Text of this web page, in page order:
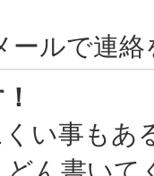
ールで連
い事もあ